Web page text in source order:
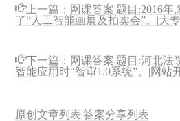
上一篇： 网课答案|题目:2016
了“人工智能画展及拍卖会”。|大
下一篇： 网课答案|题目:河北法
智能应用时“智审1.0系统”。|网站
原创文章列表 答案分享列表